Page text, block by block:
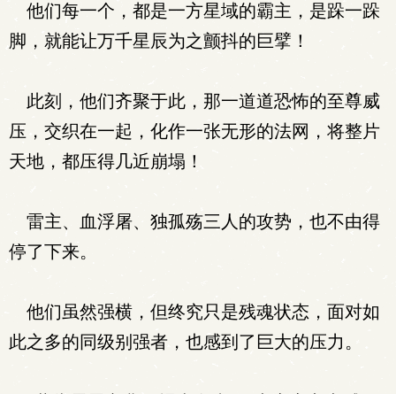
他们每一个，都是一方星域的霸主，是跺一跺
脚，就能让万千星辰为之颤抖的巨擘！
此刻，他们齐聚于此，那一道道恐怖的至尊威
压，交织在一起，化作一张无形的法网，将整片
天地，都压得几近崩塌！
雷主、血浮屠、独孤殇三人的攻势，也不由得
停了下来。
他们虽然强横，但终究只是残魂状态，面对如
此之多的同级别强者，也感到了巨大的压力。